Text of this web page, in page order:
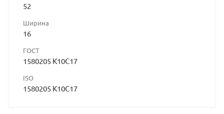
52
Ширина
16
ГОСТ
1580205 K10C17
ISO
1580205 K10C17